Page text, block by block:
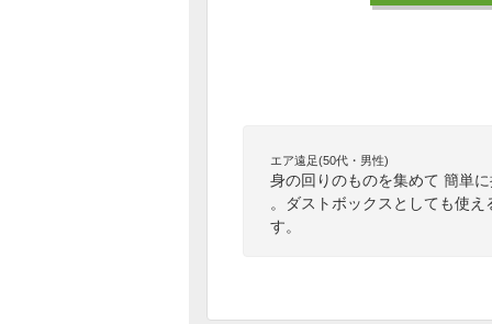
エア遠足(50代・男性)
身の回りのものを集めて 簡単
。ダストボックスとしても使
す。